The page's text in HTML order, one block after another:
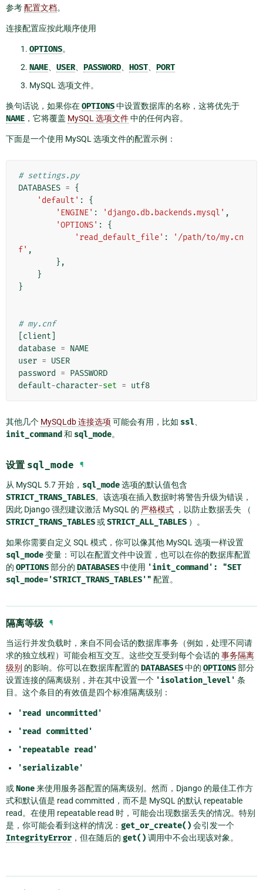
参考配置文档。
连接配置应按此顺序使用
OPTIONS。
NAME USER PASSWORD HOST PORT
MySQL 选项文件。
换句话说，如果你在OPTIONS中设置数据库的名称，这将优先于
NAME ，它将覆盖 MySQL 选项文件中的任何内容。
下面是一个使用 MySQL 选项文件的配置示例：
# settings.py
DATABASES = {
'default' :
{
'ENGINE' : 'django.db.backends.mysql' ,
'OPTIONS' :
{
'read_default_file' :
'/path/to/my.cn
f' ,
},
}
}
# my.cnf
client
database = NAME
user = USER
password
= PASSWORD
default-character-set = utf8
其他几个 MySQLdb 连接选项 可能会有用，比如 ssl
init_command 和 sql_mode。
设置 sql_mode ¶
从 MySQL 5.7 开始， sql_mode选项的默认值包含
STRICT_TRANS_TABLES。该选项在插入数据时将警告升级为错误，
因此 Django 强烈建议激活 MySQL 的 严格模式 ，以防止数据丢失 （
STRICT_TRANS_TABLES或STRICT_ALL_TABLES ）。
如果你需要自定义 SQL 模式，你可以像其他 MySQL 选项一样设置
sql_mode变量：可以在配置文件中设置，也可以在你的数据库配置
的 OPTIONS部分的 DATABASES中使用 'init_command':
"SET
sql_mode='STRICT_TRANS_TABLES'" 配置。
隔离等级 ¶
当运行并发负载时，来自不同会话的数据库事务（例如，处理不同请
求的独立线程）可能会相互交互。这些交互受到每个会话的 事务隔离
级别 的影响。你可以在数据库配置的 DATABASES中的 OPTIONS部分
设置连接的隔离级别，并在其中设置一个 'isolation_level' 条
目。这个条目的有效值是四个标准隔离级别：
'read
uncommitted'
'read
committed'
'repeatable read'
'serializable'
或None来使用服务器配置的隔离级别。然而，Django 的最佳工作方
式和默认值是 read committed，而不是 MySQL 的默认 repeatable
read。在使用 repeatable read 时，可能会出现数据丢失的情况。特别
是，你可能会看到这样的情况： get_or_create() 会引发一个
IntegrityError ，但在随后的 get() 调用中不会出现该对象。